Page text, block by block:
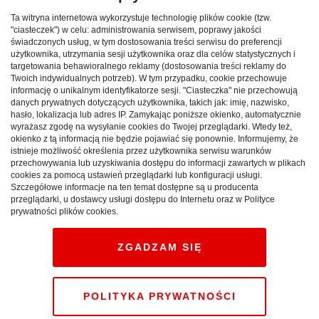
Oblicza MONGOLII
WIELKOPOLSKIE: To kraj, gdzie step sąsiaduje z tajgą
i pustynią, gdzie oczy przyciągają wielkie zielone
przestrzenie a mieszkańcy kultywują tradycyjny,
liczący setki lat tryb życia. Klub Lamus w Gorzowie
zaprasza dzisiaj, 10 grudnia o godz. 18:00 na
spotkanie Poza szlakiem - nieznane oblicza
Mongolii.
Reklama
W programie:
- sladeshow– pokaz niezwykłych zdjęć z podróży
ubarwiony opowieściami o kulturze, obyczajach i religii
prelekcjakrótkich filmów, obrazujących życie
Ta witryna internetowa wykorzystuje technologię plików cookie (tzw.
"ciasteczek") w celu: administrowania serwisem, poprawy jakości
świadczonych usług, w tym dostosowania treści serwisu do preferencji
użytkownika, utrzymania sesji użytkownika oraz dla celów statystycznych i
targetowania behawioralnego reklamy (dostosowania treści reklamy do
Twoich indywidualnych potrzeb). W tym przypadku, cookie przechowuje
informację o unikalnym identyfikatorze sesji. "Ciasteczka" nie przechowują
danych prywatnych dotyczących użytkownika, takich jak: imię, nazwisko,
hasło, lokalizacja lub adres IP. Zamykając poniższe okienko, automatycznie
wyrażasz zgodę na wysyłanie cookies do Twojej przeglądarki. Wtedy też,
okienko z tą informacją nie będzie pojawiać się ponownie. Informujemy, że
istnieje możliwość określenia przez użytkownika serwisu warunków
przechowywania lub uzyskiwania dostępu do informacji zawartych w plikach
cookies za pomocą ustawień przeglądarki lub konfiguracji usługi.
Szczegółowe informacje na ten temat dostępne są u producenta
przeglądarki, u dostawcy usługi dostępu do Internetu oraz w Polityce
prywatności plików cookies.
POLITYKA PRYWATNOŚCI
ZGADZAM SIĘ